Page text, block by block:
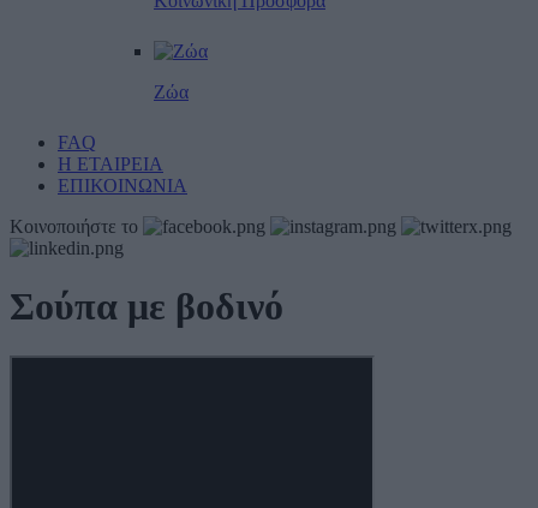
Ζώα
FAQ
Η ΕΤΑΙΡΕΙΑ
ΕΠΙΚΟΙΝΩΝΙΑ
Κοινοποιήστε το
Σούπα με βοδινό